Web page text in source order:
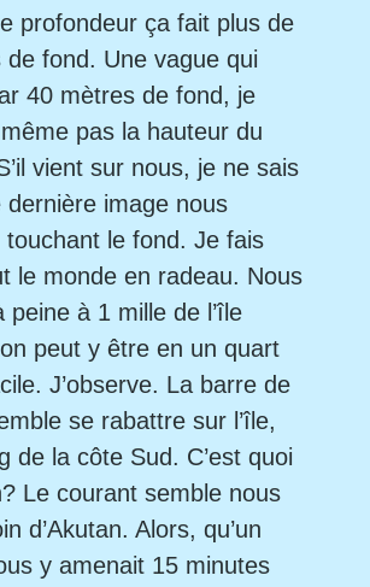
profondeur ça fait plus de
de fond. Une vague qui
40 mètres de fond, je
même pas la hauteur du
vient sur nous, je ne sais
dernière image nous
touchant le fond. Je fais
le monde en radeau. Nous
peine à 1 mille de l’île
on peut y être en un quart
J’observe. La barre de
se rabattre sur l’île,
de la côte Sud. C’est quoi
Le courant semble nous
d’Akutan. Alors, qu’un
y amenait 15 minutes